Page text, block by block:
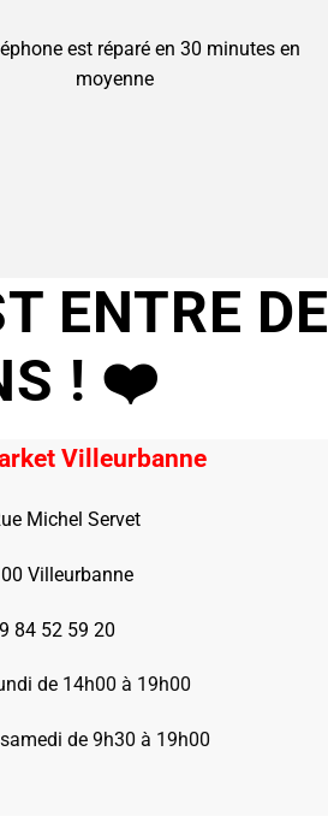
est réparé en 30 minutes en
moyenne
ENTRE DE
! ❤️
Villeurbanne
Michel Servet
Villeurbanne
84 52 59 20
de 14h00 à 19h00
de 9h30 à 19h00